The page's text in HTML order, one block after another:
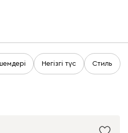
Негізгі түс Стиль